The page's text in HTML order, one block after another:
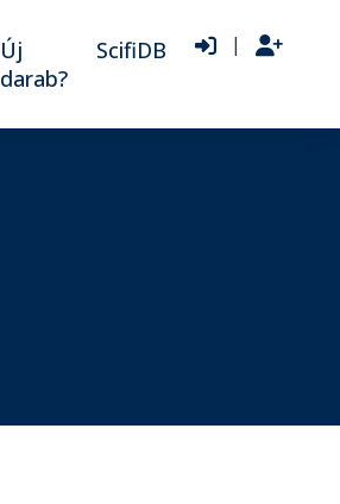
Új
darab?
ScifiDB |